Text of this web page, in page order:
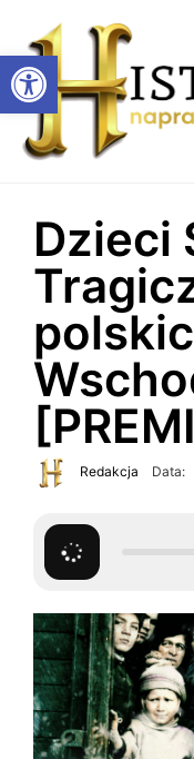
Otwórz pasek narzędzi
Dzieci
Redakcja Data: